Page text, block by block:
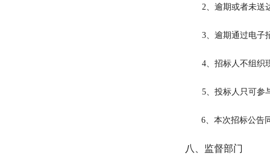
2、逾期或者未送
3、逾期通过电子
4、招标人不组织
5、投标人只可参
6、本次招标公告
八、监督部门